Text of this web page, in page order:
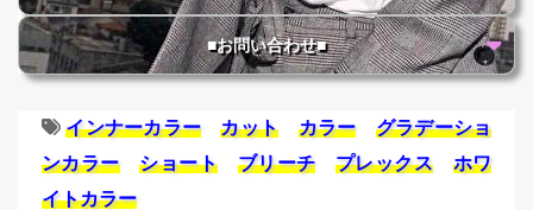
■お問い合わせ■
インナーカラー カット カラー
グラデーショ
ンカラー
ショート ブリーチ プレックス
ホワ
イトカラー